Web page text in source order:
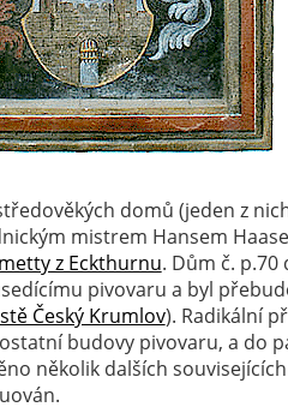
domů (jeden z
mistrem Hansem
z Eckthurnu. Dům č. p.70
pivovaru a byl
Český Krumlov). Radikální
budovy pivovaru, a do
několik dalších